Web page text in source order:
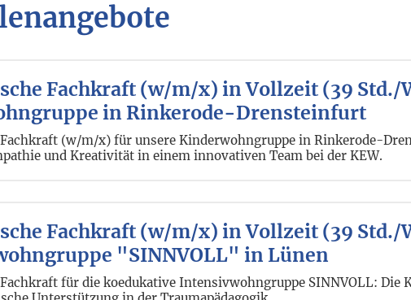
Fachkraft (w/m/x) in Vollzeit (39 Std./
in Rinkerode-Drensteinfurt
Fachkraft (w/m/x) für unsere Kinderwohngruppe in Rinkerode-
und Kreativität in einem innovativen Team bei der KEW.
Fachkraft (w/m/x) in Vollzeit (39 Std./
"SINNVOLL" in Lünen
für die koedukative Intensivwohngruppe SINNVOLL: